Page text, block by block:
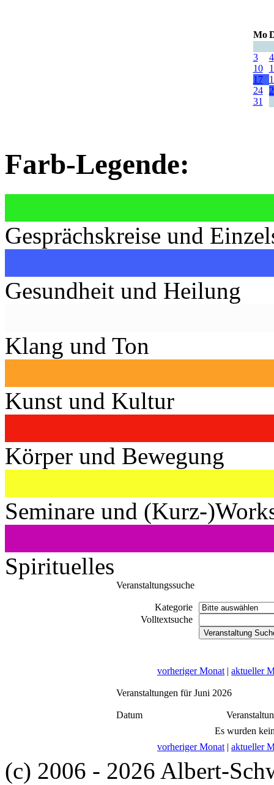
Mo
3
4
10
17
24
31
Farb-Legende:
Gesprächskreise und
Gesundheit und Heilung
Klang und Ton
Kunst und Kultur
Körper und Bewegung
Seminare und (Kurz-
Spirituelles
Veranstaltungssuche
Kategorie
Volltextsuche
vorheriger Monat | aktueller
Veranstaltungen für Juni 2026
Datum
Es wurden
vorheriger Monat | aktueller
(c) 2006 - 2026 Albert-